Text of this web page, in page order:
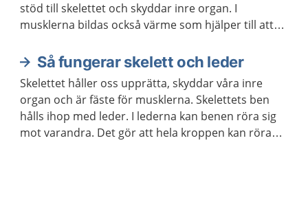
stöd till skelettet och skyddar inre organ. I
musklerna bildas också värme som hjälper till att
Så fungerar skelett och leder
Skelettet håller oss upprätta, skyddar våra inre
organ och är fäste för musklerna. Skelettets ben
hålls ihop med leder. I lederna kan benen röra sig
mot varandra. Det gör att hela kroppen kan röra